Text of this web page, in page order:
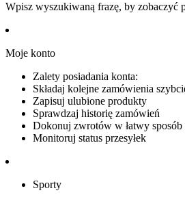
Wpisz wyszukiwaną frazę, by zobaczyć
Moje konto
Zalety posiadania konta:
Składaj kolejne zamówienia
Zapisuj ulubione produkty
Sprawdzaj historię zamówień
Dokonuj zwrotów w łatwy sposób
Monitoruj status przesyłek
Sporty